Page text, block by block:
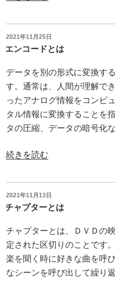
デ
オ
形
の
コ
ピ
ー
(複
製)
う
た
に
は
オ
ー
投
稿
2021年11月25日
エンコードとは
データを別の形式に変換す
す。通常は、人間が理解で
ったアナログ情報をコンピ
タル情報に変換することを
タの圧縮、データの暗号化
“エ
コ
ー
ド
は”
の
続きを読む
投
稿
2021年11月13日
チャプターとは
チャプターとは、ＤＶＤの
定された区切りのことです
楽を聞く時に好きな曲を呼
なシーンを呼び出して繰り